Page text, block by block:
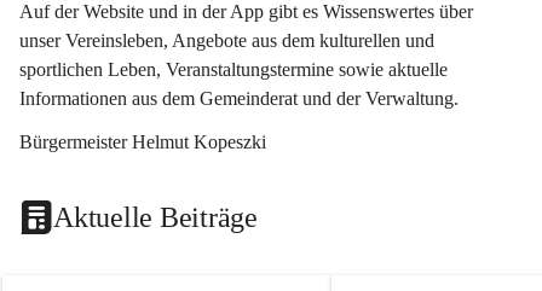
Auf der Website und in der App gibt es Wissenswertes über
unser Vereinsleben, Angebote aus dem kulturellen und
sportlichen Leben, Veranstaltungstermine sowie aktuelle
Informationen aus dem Gemeinderat und der Verwaltung.
Bürgermeister Helmut Kopeszki
Aktuelle Beiträge